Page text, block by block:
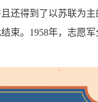
还得到了以苏联为主
束。1958年，志愿